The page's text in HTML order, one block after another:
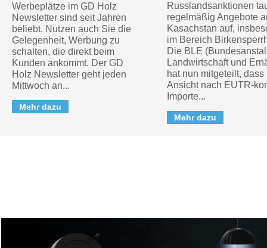
Werbeplätze im GD Holz
Newsletter sind seit Jahren
beliebt. Nutzen auch Sie die
Gelegenheit, Werbung zu
schalten, die direkt beim
Kunden ankommt. Der GD
Holz Newsletter geht jeden
Mittwoch an...
Mehr dazu
Russlandsanktionen
regelmäßig Angebote
Kasachstan auf,
im Bereich
Die BLE
Landwirtschaft und
hat nun mitgeteilt, dass
Ansicht nach EUTR-
Importe...
Mehr dazu